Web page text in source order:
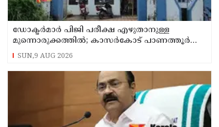
ഡോക്ടര്‍മാര്‍ പിജി പരീക്ഷ എഴുതാനുള്ള
മുന്നൊരുക്കത്തില്‍; കാസര്‍കോട് പാണത്തൂര്‍
കുടുംബാരോഗ്യ കേന്ദ്രം അടച്ചുപൂട്ടി
SUN,9 AUG 2026